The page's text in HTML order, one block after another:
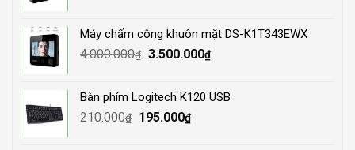
3.500.000₫.2.800.000₫.
Máy chấm công khuôn mặt DS-K1T343EWX
4.000.000₫ Original
4.000.000₫.
3.500.000₫Current
3.500.000₫.
Bàn phím Logitech K120 USB
210.000₫
Original
195.000₫Current